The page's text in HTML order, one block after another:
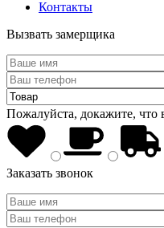
Контакты
Вызвать замерщика
Пожалуйста, докажите, что
Заказать звонок